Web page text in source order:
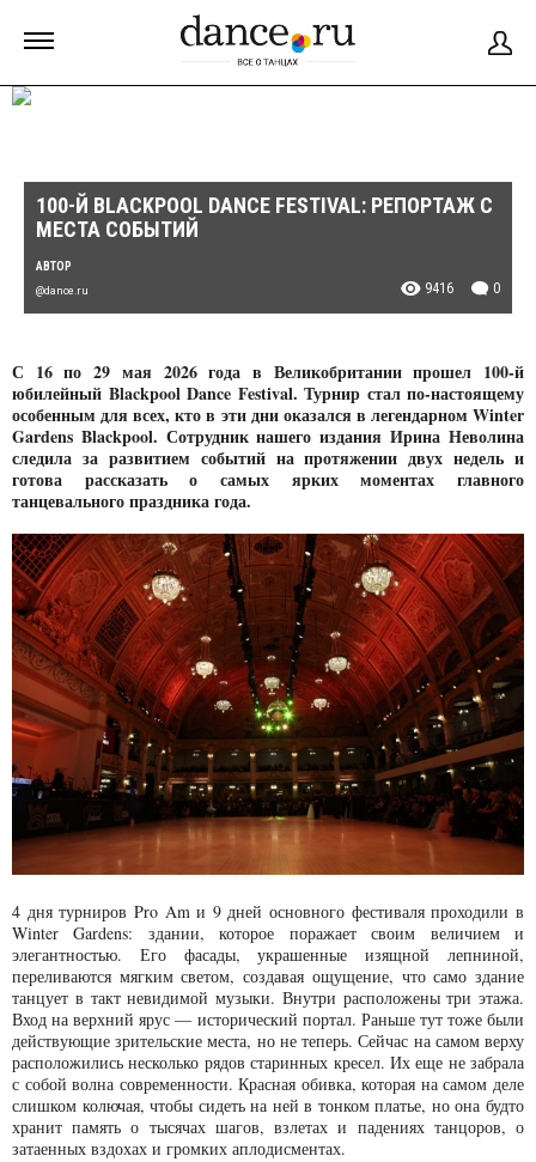
100-Й BLACKPOOL DANCE FESTIVAL: РЕПОРТАЖ С
МЕСТА СОБЫТИЙ
АВТОР
@dance.ru 9416 0
С 16 по 29 мая 2026 года в Великобритании прошел 100-й
юбилейный Blackpool Dance Festival. Турнир стал по-настоящему
особенным для всех, кто в эти дни оказался в легендарном Winter
Gardens Blackpool. Сотрудник нашего издания Ирина Неволина
следила за развитием событий на протяжении двух недель и
готова рассказать о самых ярких моментах главного
танцевального праздника года.
4 дня турниров Pro Am и 9 дней основного фестиваля проходили в
Winter Gardens: здании, которое поражает своим величием и
элегантностью. Его фасады, украшенные изящной лепниной,
переливаются мягким светом, создавая ощущение, что само здание
танцует в такт невидимой музыки. Внутри расположены три этажа.
Вход на верхний ярус — исторический портал. Раньше тут тоже были
действующие зрительские места, но не теперь. Сейчас на самом верху
расположились несколько рядов старинных кресел. Их еще не забрала
с собой волна современности. Красная обивка, которая на самом деле
слишком колючая, чтобы сидеть на ней в тонком платье, но она будто
хранит память о тысячах шагов, взлетах и падениях танцоров, о
затаенных вздохах и громких аплодисментах.